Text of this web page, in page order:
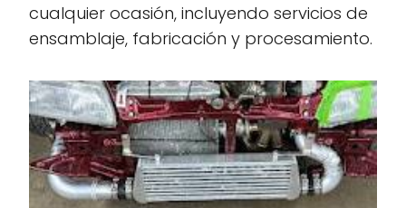
cualquier ocasión, incluyendo servicios de
ensamblaje, fabricación y procesamiento.